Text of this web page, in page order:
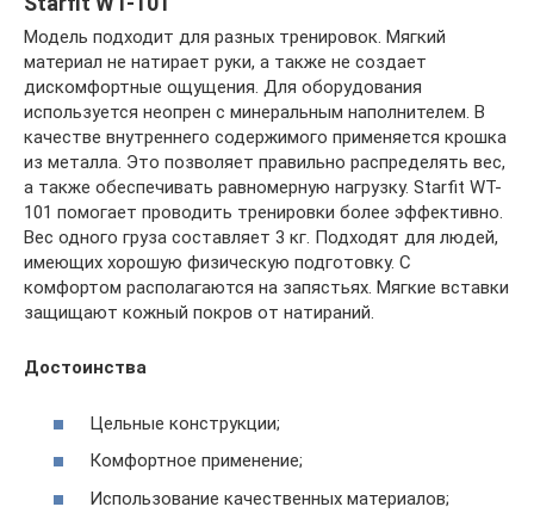
Модель подходит для разных тренировок. Мягкий
материал не натирает руки, а также не создает
дискомфортные ощущения. Для оборудования
используется неопрен с минеральным наполнителем. В
качестве внутреннего содержимого применяется крошка
из металла. Это позволяет правильно распределять вес,
а также обеспечивать равномерную нагрузку. Starfit WT-
101 помогает проводить тренировки более эффективно.
Вес одного груза составляет 3 кг. Подходят для людей,
имеющих хорошую физическую подготовку. С
комфортом располагаются на запястьях. Мягкие вставки
защищают кожный покров от натираний.
Достоинства
Цельные конструкции;
Комфортное применение;
Использование качественных материалов;